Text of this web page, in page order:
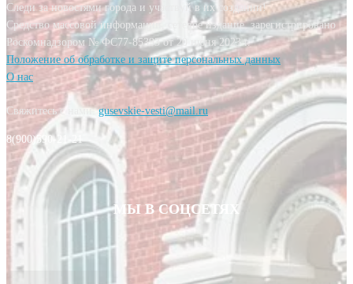
Следи за новостями города и участвуй в их создании!
Средство массовой информации, сетевое издание, зарегистрировано
Роскомнадзором № ФС77-85393 от 20 июня 2023 г.
Положение об обработке и защите персональных данных
О нас
Свяжитесь с нами:gusevskie-vesti@mail.ru
8(900)590-21-21
МЫ В СОЦСЕТЯХ